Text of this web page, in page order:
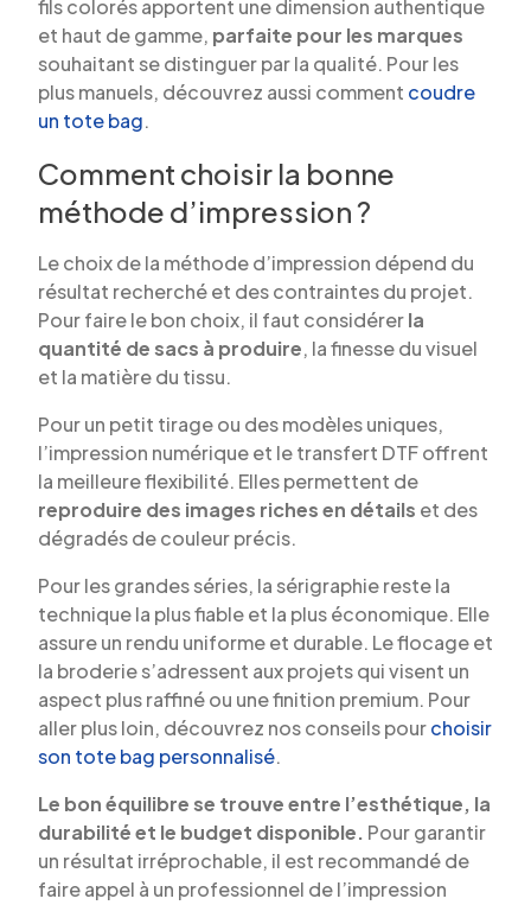
fils colorés apportent une dimension authentique
et haut de gamme, parfaite pour les marques
souhaitant se distinguer par la qualité. Pour les
plus manuels, découvrez aussi comment coudre
un tote bag.
Comment choisir la bonne
méthode d’impression ?
Le choix de la méthode d’impression dépend du
résultat recherché et des contraintes du projet.
Pour faire le bon choix, il faut considérerla
quantité de sacs à produire, la finesse du visuel
et la matière du tissu.
Pour un petit tirage ou des modèles uniques,
l’impression numérique et le transfert DTF offrent
la meilleure flexibilité. Elles permettent de
reproduire des images riches en détails et des
dégradés de couleur précis.
Pour les grandes séries, la sérigraphie reste la
technique la plus fiable et la plus économique. Elle
assure un rendu uniforme et durable. Le flocage et
la broderie s’adressent aux projets qui visent un
aspect plus raffiné ou une finition premium. Pour
aller plus loin, découvrez nos conseils pourchoisir
son tote bag personnalisé.
Le bon équilibre se trouve entre l’esthétique, la
durabilité et le budget disponible. Pour garantir
un résultat irréprochable, il est recommandé de
faire appel à un professionnel de l’impression